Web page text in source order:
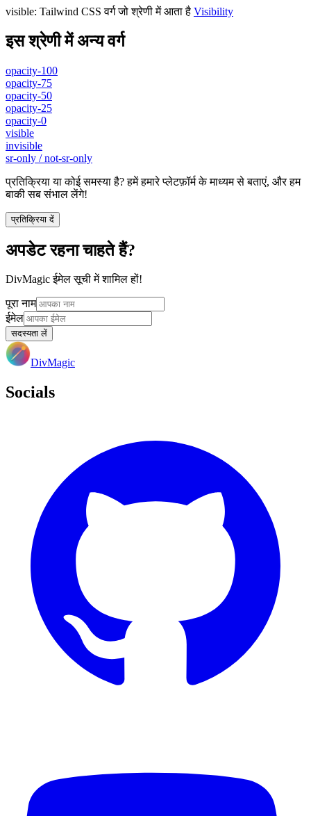
visible: Tailwind CSS वर्ग जो श्रेणी में आता है Visibility
इस श्रेणी में अन्य वर्ग
opacity-100
opacity-75
opacity-50
opacity-25
opacity-0
visible
invisible
sr-only / not-sr-only
प्रतिक्रिया या कोई समस्या है? हमें हमारे प्लेटफ़ॉर्म के माध्यम से बताएं, और हम
बाकी सब संभाल लेंगे!
प्रतिक्रिया दें
अपडेट रहना चाहते हैं?
DivMagic ईमेल सूची में शामिल हों!
पूरा नाम
ईमेल
सदस्यता लें
DivMagic
Socials